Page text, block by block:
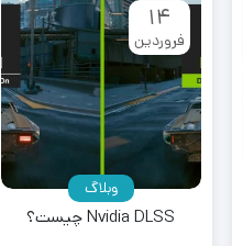
وبلاگ
۱۴
فروردین
Nvidia DLSS چیست؟